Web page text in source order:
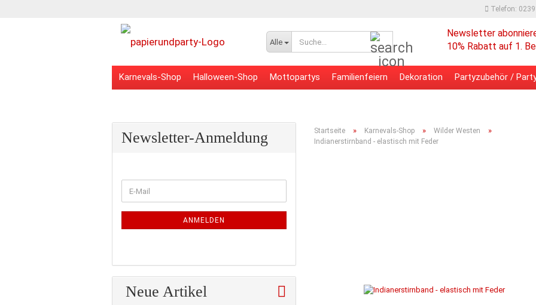
Telefon:
Alle
Newsletter
10% Rabatt auf 1.
Karnevals-Shop Halloween-Shop Mottopartys Familienfeiern Dekoration Partyzubehör /
Startseite » Karnevals-Shop » Wilder Westen »
Indianerstirnband - elastisch mit Feder
Newsletter-Anmeldung
ZUR
E-
Mail
ANMELDEN
Neue Artikel